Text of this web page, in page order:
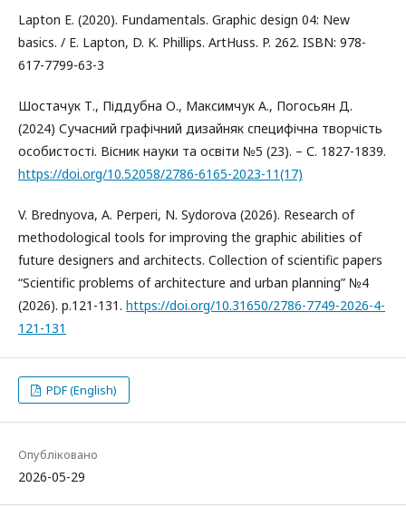
Lapton E. (2020). Fundamentals. Graphic design 04: New
basics. / E. Lapton, D. K. Phillips. ArtHuss. P. 262. ISBN: 978-
617-7799-63-3
Шостачук Т., Піддубна О., Максимчук А., Погосьян Д.
(2024) Сучасний графічний дизайняк специфічна творчість
особистості. Вісник науки та освіти №5 (23). – С. 1827-1839.
https://doi.org/10.52058/2786-6165-2023-11(17)
V. Brednyova, A. Perperi, N. Sydorova (2026). Research of
methodological tools for improving the graphic abilities of
future designers and architects. Collection of scientific papers
“Scientific problems of architecture and urban planning” №4
(2026). p.121-131. https://doi.org/10.31650/2786-7749-2026-4-
121-131
PDF (English)
Опубліковано
2026-05-29